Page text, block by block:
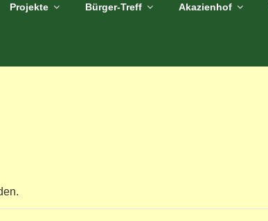
Projekte Bürger-Treff Akazienhof